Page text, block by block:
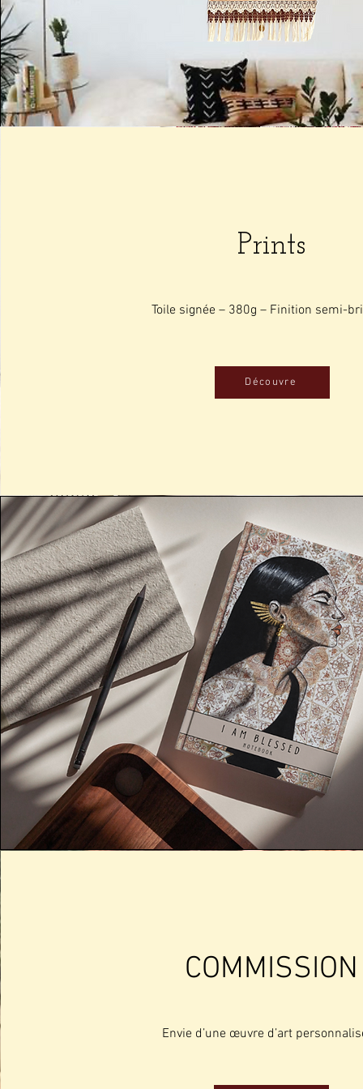
Prints
Toile signée – 380g – Finition semi-
Découvre
COMMISSION
Envie d’une œuvre d’art